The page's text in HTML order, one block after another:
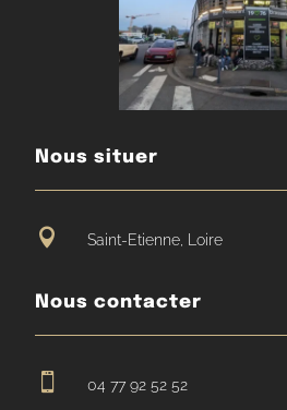
Nous situer
 Saint-Etienne, Loire
Nous contacter
 04 77 92 52 52